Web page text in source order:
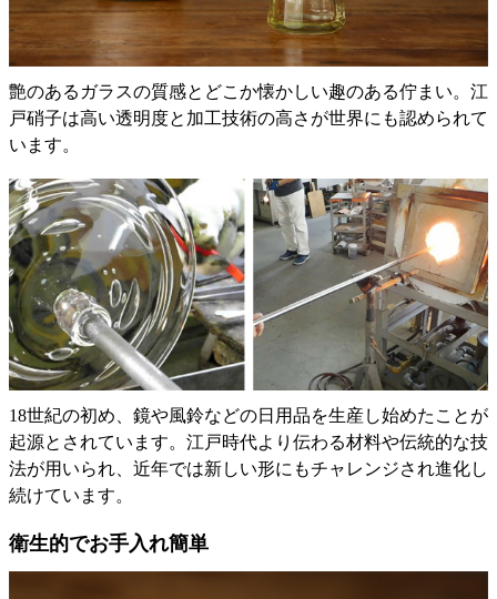
艶のあるガラスの質感とどこか懐かしい趣のある佇まい。江
戸硝子は高い透明度と加工技術の高さが世界にも認められて
います。
18世紀の初め、鏡や風鈴などの日用品を生産し始めたことが
起源とされています。江戸時代より伝わる材料や伝統的な技
法が用いられ、近年では新しい形にもチャレンジされ進化し
続けています。
衛生的でお手入れ簡単